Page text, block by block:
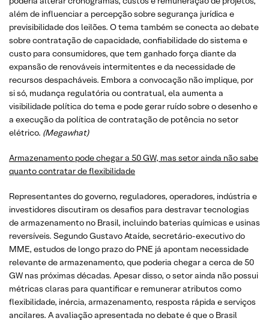
além de influenciar a percepção sobre segurança jurídica e
previsibilidade dos leilões. O tema também se conecta ao debate
sobre contratação de capacidade, confiabilidade do sistema e
custo para consumidores, que tem ganhado força diante da
expansão de renováveis intermitentes e da necessidade de
recursos despacháveis. Embora a convocação não implique, por
si só, mudança regulatória ou contratual, ela aumenta a
visibilidade política do tema e pode gerar ruído sobre o desenho e
a execução da política de contratação de potência no setor
elétrico. (Megawhat)
Armazenamento pode chegar a 50 GW, mas setor ainda não sabe
quanto contratar de flexibilidade
Representantes do governo, reguladores, operadores, indústria e
investidores discutiram os desafios para destravar tecnologias
de armazenamento no Brasil, incluindo baterias químicas e usinas
reversíveis. Segundo Gustavo Ataíde, secretário-executivo do
MME, estudos de longo prazo do PNE já apontam necessidade
relevante de armazenamento, que poderia chegar a cerca de 50
GW nas próximas décadas. Apesar disso, o setor ainda não possui
métricas claras para quantificar e remunerar atributos como
flexibilidade, inércia, armazenamento, resposta rápida e serviços
ancilares. A avaliação apresentada no debate é que o Brasil